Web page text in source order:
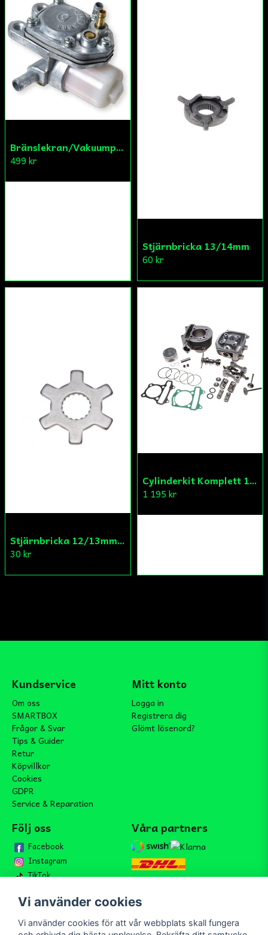
Bränslekran/Vakuumpump PGO
499 kr
Stjärnbricka 13/14mm
60 kr
Stjärnbricka 12/13mm Yttre Remskiva
30 kr
Cylinderkit Komplett 150cc GY6
1 195 kr
Kundservice
Om oss
SMARTBOX
Frågor & Svar
Tips & Guider
Retur
Köpvillkor
Cookies
GDPR
Service & Reparation
Mitt konto
Logga in
Registrera dig
Glömt lösenord?
Följ oss
Facebook
Instagram
TikTok
Våra partners
Bli medlem i vårt nyhetsbrev
Vi använder cookies
Vi använder cookies för att vår webbplats skall fungera